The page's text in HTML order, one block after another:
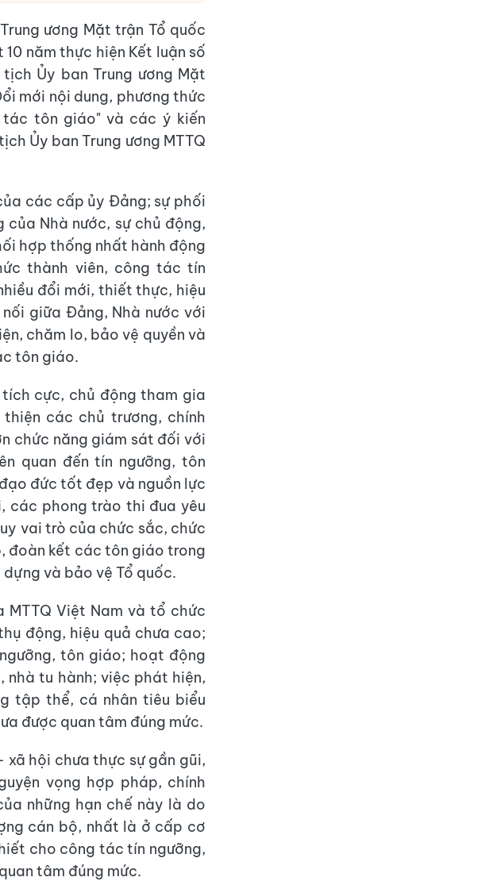
ương Mặt trận Tổ quốc
năm thực hiện Kết luận số
Ủy ban Trung ương Mặt
mới nội dung, phương thức
tôn giáo" và các ý kiến
Ủy ban Trung ương MTTQ
các cấp ủy Đảng; sự phối
Nhà nước, sự chủ động,
hợp thống nhất hành động
thành viên, công tác tín
đổi mới, thiết thực, hiệu
giữa Đảng, Nhà nước với
chăm lo, bảo vệ quyền và
tôn giáo.
cực, chủ động tham gia
các chủ trương, chính
chức năng giám sát đối với
quan đến tín ngưỡng, tôn
đức tốt đẹp và nguồn lực
các phong trào thi đua yêu
vai trò của chức sắc, chức
đoàn kết các tôn giáo trong
và bảo vệ Tổ quốc.
Việt Nam và tổ chức
động, hiệu quả chưa cao;
tôn giáo; hoạt động
tu hành; việc phát hiện,
tập thể, cá nhân tiêu biểu
được quan tâm đúng mức.
hội chưa thực sự gần gũi,
vọng hợp pháp, chính
những hạn chế này là do
cán bộ, nhất là ở cấp cơ
cho công tác tín ngưỡng,
tâm đúng mức.